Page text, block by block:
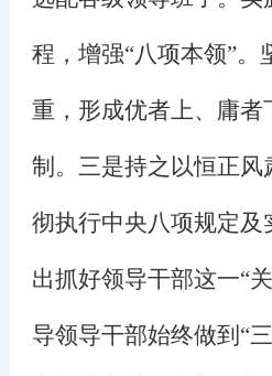
程，增强“八项本领”。
重，形成优者上、庸者
制。三是持之以恒正风
彻执行中央八项规定及
出抓好领导干部这一“
导领导干部始终做到“